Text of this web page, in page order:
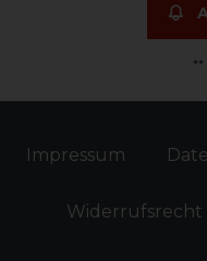
Impressum
Widerrufs­recht